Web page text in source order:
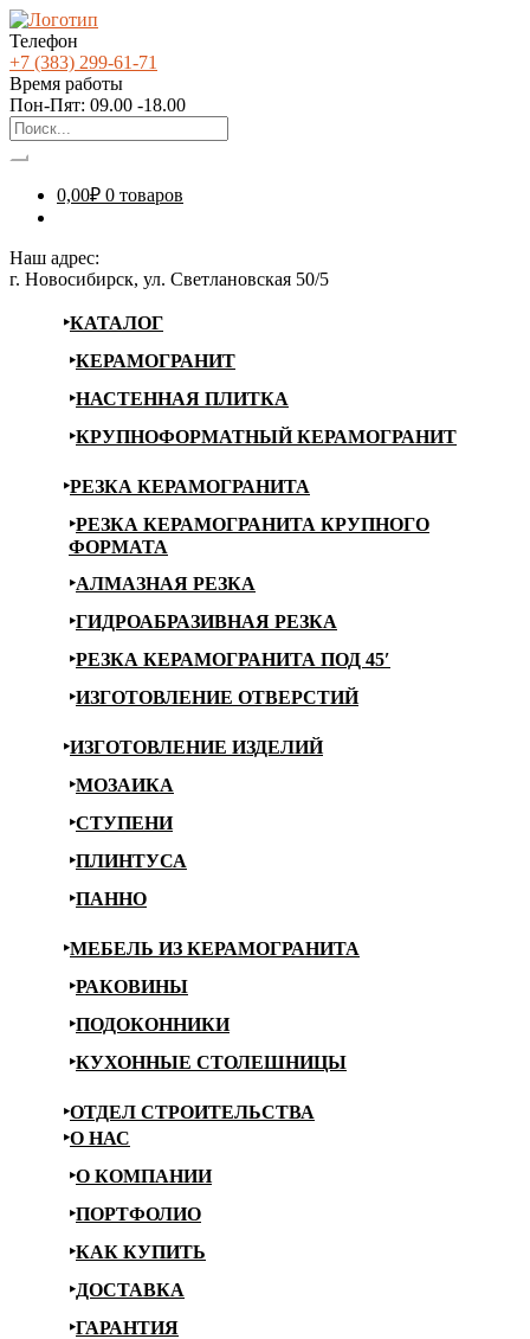
Телефон
+7 (383) 299-61-71
Время работы
Пон-Пят: 09.00 -18.00
0,00₽ 0 товаров
Наш адрес:
г. Новосибирск, ул. Светлановская 50/5
КАТАЛОГ
КЕРАМОГРАНИТ
НАСТЕННАЯ ПЛИТКА
КРУПНОФОРМАТНЫЙ КЕРАМОГРАНИТ
РЕЗКА КЕРАМОГРАНИТА
РЕЗКА КЕРАМОГРАНИТА КРУПНОГО
ФОРМАТА
АЛМАЗНАЯ РЕЗКА
ГИДРОАБРАЗИВНАЯ РЕЗКА
РЕЗКА КЕРАМОГРАНИТА ПОД 45′
ИЗГОТОВЛЕНИЕ ОТВЕРСТИЙ
ИЗГОТОВЛЕНИЕ ИЗДЕЛИЙ
МОЗАИКА
СТУПЕНИ
ПЛИНТУСА
ПАННО
МЕБЕЛЬ ИЗ КЕРАМОГРАНИТА
РАКОВИНЫ
ПОДОКОННИКИ
КУХОННЫЕ СТОЛЕШНИЦЫ
ОТДЕЛ СТРОИТЕЛЬСТВА
О НАС
О КОМПАНИИ
ПОРТФОЛИО
КАК КУПИТЬ
ДОСТАВКА
ГАРАНТИЯ